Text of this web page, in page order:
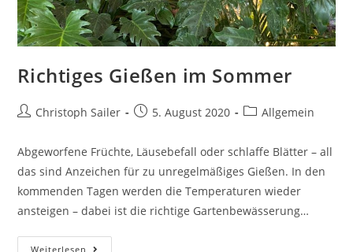
Richtiges Gießen im Sommer
Beitrags-
Christoph Sailer
Beitrag5. August 2020
Beitrags-
Allgemein
Abgeworfene Früchte, Läusebefall oder schlaffe Blätter – all
das sind Anzeichen für zu unregelmäßiges Gießen. In den
kommenden Tagen werden die Temperaturen wieder
ansteigen – dabei ist die richtige Gartenbewässerung…
Weiterlesen